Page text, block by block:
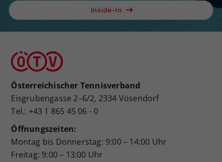
Inside-In
Österreichischer Tennisverband
Eisgrubengasse 2–6/2, 2334 Vösendorf
Tel.: +43 1 865 45 06 - 0
Öffnungszeiten:
Montag bis Donnerstag: 9:00 – 14:00 Uhr
Freitag: 9:00 – 13:00 Uhr